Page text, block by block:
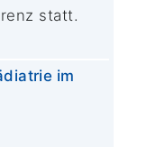
statt.
im